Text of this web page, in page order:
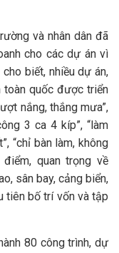
và nhân dân đã
cho các dự án vì
biết, nhiều dự án,
toàn quốc được triển
nắng, thắng mưa”,
3 ca 4 kíp”, “làm
“chỉ bàn làm, không
quan trọng về
sân bay, cảng biển,
tiên bố trí vốn và tập
80 công trình, dự